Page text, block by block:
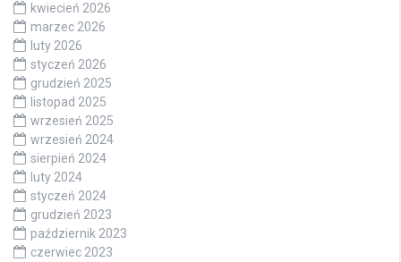
kwiecień 2026
marzec 2026
luty 2026
styczeń 2026
grudzień 2025
listopad 2025
wrzesień 2025
wrzesień 2024
sierpień 2024
luty 2024
styczeń 2024
grudzień 2023
październik 2023
czerwiec 2023